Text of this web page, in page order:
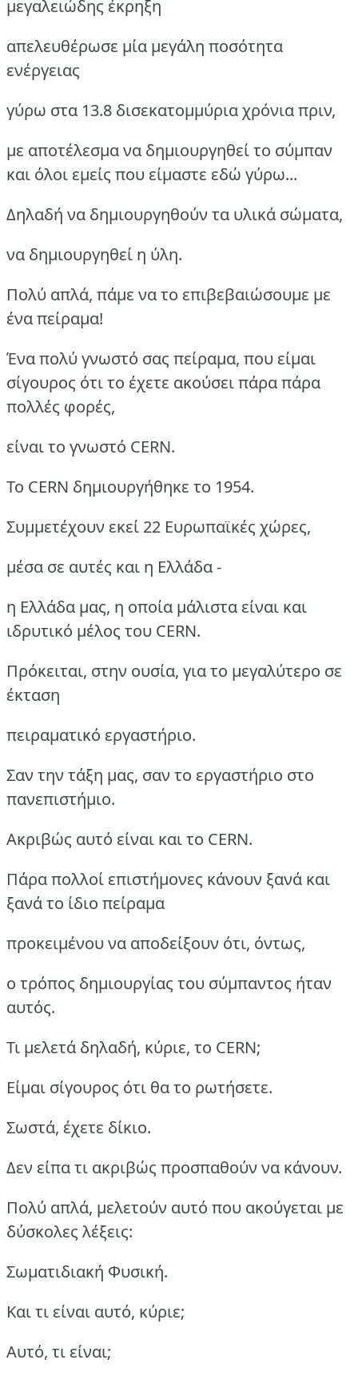
μεγαλειώδης έκρηξη
απελευθέρωσε μία μεγάλη ποσότητα
ενέργειας
γύρω στα 13.8 δισεκατομμύρια χρόνια πριν,
με αποτέλεσμα να δημιουργηθεί το σύμπαν
και όλοι εμείς που είμαστε εδώ γύρω...
Δηλαδή να δημιουργηθούν τα υλικά σώματα,
να δημιουργηθεί η ύλη.
Πολύ απλά, πάμε να το επιβεβαιώσουμε με
ένα πείραμα!
Ένα πολύ γνωστό σας πείραμα, που είμαι
σίγουρος ότι το έχετε ακούσει πάρα πάρα
πολλές φορές,
είναι το γνωστό CERN.
Το CERN δημιουργήθηκε το 1954.
Συμμετέχουν εκεί 22 Eυρωπαϊκές χώρες,
μέσα σε αυτές και η Ελλάδα -
η Ελλάδα μας, η οποία μάλιστα είναι και
ιδρυτικό μέλος του CERN.
Πρόκειται, στην ουσία, για το μεγαλύτερο σε
έκταση
πειραματικό εργαστήριο.
Σαν την τάξη μας, σαν το εργαστήριο στο
πανεπιστήμιο.
Ακριβώς αυτό είναι και το CERN.
Πάρα πολλοί επιστήμονες κάνουν ξανά και
ξανά το ίδιο πείραμα
προκειμένου να αποδείξουν ότι, όντως,
ο τρόπος δημιουργίας του σύμπαντος ήταν
αυτός.
Τι μελετά δηλαδή, κύριε, το CERN;
Είμαι σίγουρος ότι θα το ρωτήσετε.
Σωστά, έχετε δίκιο.
Δεν είπα τι ακριβώς προσπαθούν να κάνουν.
Πολύ απλά, μελετούν αυτό που ακούγεται με
δύσκολες λέξεις:
Σωματιδιακή Φυσική.
Και τι είναι αυτό, κύριε;
Αυτό, τι είναι;